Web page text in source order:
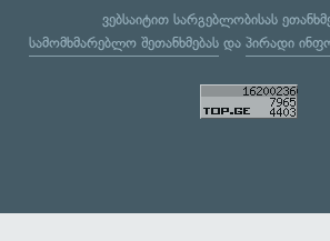
ვებსაიტით სარგებლობისას
სამომხმარებლო შეთანხმებასდა პირადი